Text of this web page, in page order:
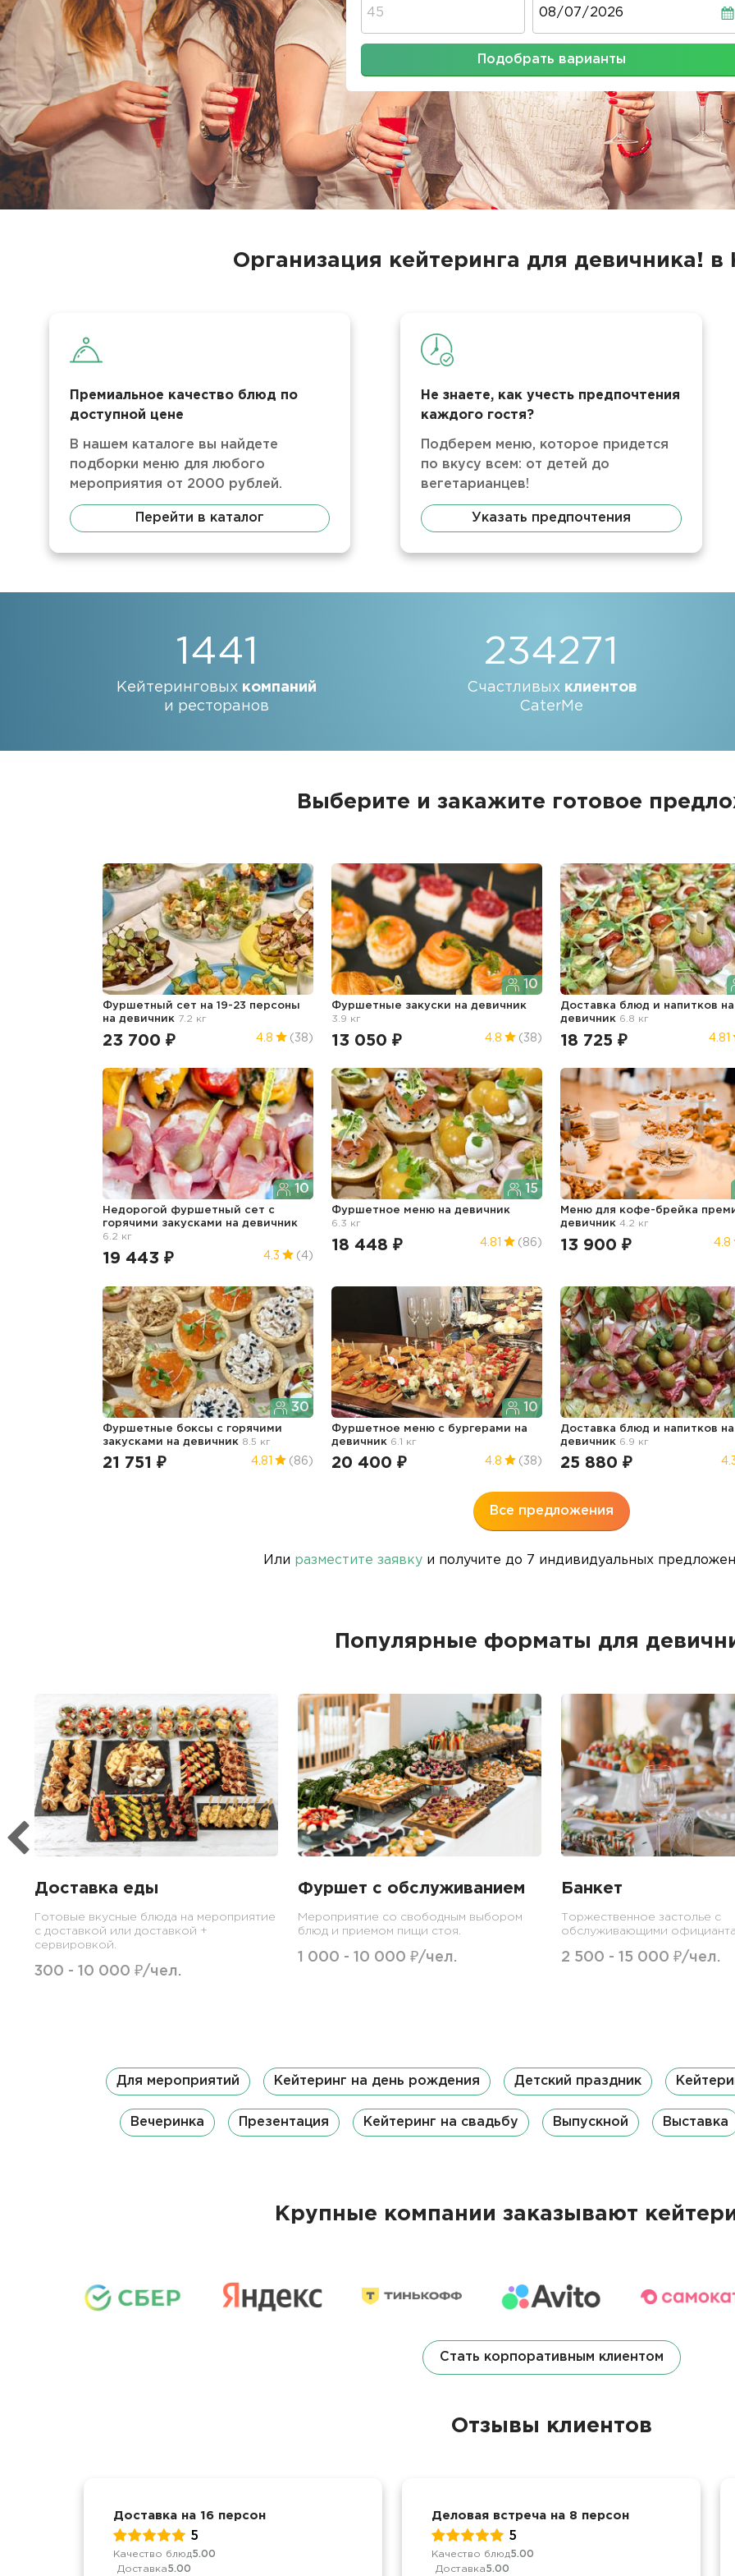
Подобрать варианты
Организация кейтеринга для девичника! в
Премиальное качество блюд по
доступной цене
В нашем каталоге вы найдете
подборки меню для любого
мероприятия от 2000 рублей.
Перейти в каталог
Не знаете, как учесть предпочтения
каждого гостя?
Подберем меню, которое придется
по вкусу всем: от детей до
вегетарианцев!
Указать предпочтения
1441
Кейтеринговых компаний
и ресторанов
234271
Счастливых клиентов
CaterMe
Выберите и закажите готовое
Фуршетный сет на 19-23 персоны
на девичник 7.2 кг
23 700 ₽ 4.8 (38)
10
Фуршетные закуски на девичник
3.9 кг
13 050 ₽ 4.8 (38)
Доставка блюд и напитков на
девичник 6.8 кг
18 725 ₽ 4.81
10
Недорогой фуршетный сет с
горячими закусками
на девичник
6.2 кг
19 443 ₽ 4.3 (4)
15
Фуршетное меню на девичник
6.3 кг
18 448 ₽ 4.81 (86)
Меню для кофе-брейка
девичник 4.2 кг
13 900 ₽ 4.8
30
Фуршетные боксы с горячими
закусками на девичник 8.5 кг
21 751 ₽ 4.81 (86)
10
Фуршетное меню с бургерами на
девичник 6.1 кг
20 400 ₽ 4.8 (38)
Доставка блюд и напитков на
девичник 6.9 кг
25 880 ₽
Все предложения
Или разместите заявку и получите до 7 индивидуальных
Популярные форматы для
Доставка еды
Готовые вкусные блюда на мероприятие
с доставкой или доставкой +
сервировкой.
300 - 10 000 ₽/чел.
Фуршет с обслуживанием
Мероприятие со свободным выбором
блюд и приемом пищи стоя.
1 000 - 10 000 ₽/чел.
Банкет
Торжественное застолье с
обслуживающими
2 500 - 15 000 ₽/чел.
Для мероприятий Кейтеринг на день рождения Детский праздник
Вечеринка Презентация Кейтеринг на свадьбу Выпускной Выставка
Крупные компании заказывают
Стать корпоративным клиентом
Отзывы клиентов
Доставка на 16 персон
5
Качество блюд5.00
Доставка5.00
Деловая встреча на 8 персон
5
Качество блюд5.00
Доставка5.00